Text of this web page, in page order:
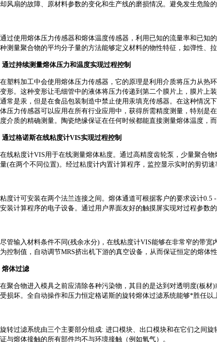
却风扇的故障、原材料参数的变化和生产线的磨损情况。避免发生危险
通过使用熔体压力传感器和熔体温度传感器，利用已知的流量率和已知
种测量聚合物的平均分子量的方法能够定义材料的物性特征，如弹性、
通过持续测量熔体压力和温度实现过程控制
在塑料加工中会使用熔体压力传感器，它的原理是利用介质将压力从热
变形。这种变形让毛细管中的液体将压力传递到第二个膜片上，膜片上
通常是汞，但是在食品包装制造中禁止使用汞填充传感器。在这种情况
体压力传感器可以应用在所有行业应用中，获得所需精度测量，特别是
度介质的精确测量。陶瓷绝缘保证在任何时候都能直接测量熔体温度，
通过格诺斯在线粘度计VIS实现过程控制
在线粘度计VIS用于在线测量熔体粘度。通过高精度齿轮泵，少量聚合
量(在两个不同位置)。经过粘度计内置计算程序，监控显示实时的剪切
粘度计可安装在两个法兰连接之间。熔体通道可根据客户的要求设计0.5
安装计算程序的电子设备。通过用户界面友好的触摸屏实现对过程参数
尽管输入材料条件不同 (残余水分) ，在线粘度计VIS能够在非常窄的带宽
为控制值，自动调节MRS挤出机下游的真空设备，从而保证恒定的熔体
熔体过滤
在聚合物进入模具之前应清除各种污染物，其目的是达到对透明度(板材)
受损坏。全自动操作和压力恒定格诺斯的旋转熔体过滤系统能够*胜任以
旋转过滤系统由三个主要部分组成: 进口模块、出口模块和在它们之间
证与熔体接触的所有部件均不与环境接触（例如氧气）。